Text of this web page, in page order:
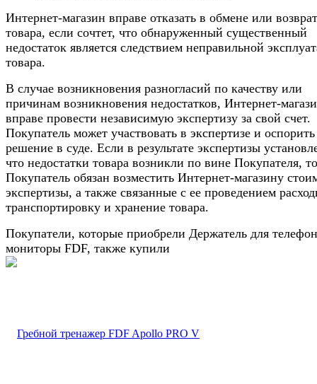
Интернет-магазин вправе отказать в обмене или
товара, если сочтет, что обнаруженный существенный
недостаток является следствием неправильной
товара.
В случае возникновения разногласий по качеству или
причинам возникновения недостатков, Интернет-
вправе провести независимую экспертизу за свой счет.
Покупатель может участвовать в экспертизе и оспорить
решение в суде. Если в результате экспертизы
что недостатки товара возникли по вине Покупателя, то
Покупатель обязан возместить Интернет-магазину
экспертизы, а также связанные с ее проведением
транспортировку и хранение товара.
Покупатели, которые приобрели Держатель для
мониторы FDF, также купили